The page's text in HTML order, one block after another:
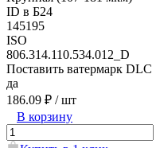
ID в Б24
145195
ISO
806.314.110.534.012_D
Поставить ватермарк DLC
да
186.09 ₽ / шт
В корзину